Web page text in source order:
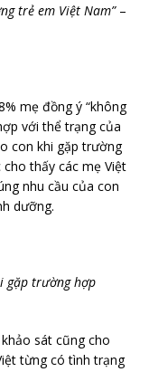
trẻ em Việt Nam”–
mẹ đồng ý “không
với thể trạng của
con khi gặp trường
thấy các mẹ Việt
nhu cầu của con
dưỡng.
gặp trường hợp
sát cũng cho
từng có tình trạng